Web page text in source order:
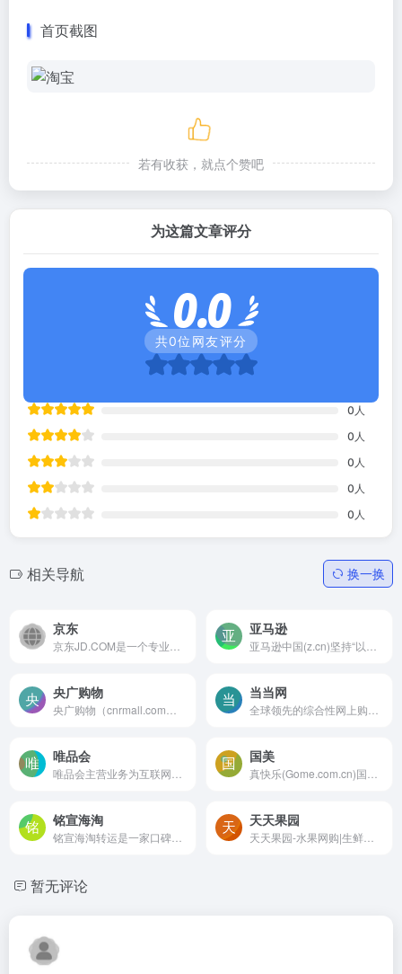
首页截图
若有收获，就点个赞吧
为这篇文章评分
0.0
共0位网友评分
0 人
0 人
0 人
0 人
0 人
相关导航 换一换
京东 亚马逊
央广购物 当当网
唯品会 国美
铭宣海淘 天天果园
暂无评论